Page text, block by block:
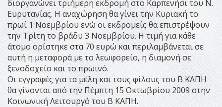
διοργανώνει τριήμερη εκδρομή στο Καρπενήσι του Ν.
Ευρυτανίας. Η αναχώρηση θα γίνει την Κυριακή το
πρωί 1 Νοεμβρίου ενώ οι εκδρομείς θα επιστρέψουν
την Τρίτη το βράδυ 3 Νοεμβρίου. Η τιμή για κάθε
άτομο ορίστηκε στα 70 ευρώ και περιλαμβάνεται σε
αυτή η μεταφορά με το λεωφορείο, η διαμονή σε
ξενοδοχείο και το πρωινό.
Οι εγγραφές για τα μέλη και τους φίλους του Β ΚΑΠΗ
θα γίνονται από την Πέμπτη 15 Οκτωβρίου 2009 στην
Κοινωνική Λειτουργό του Β ΚΑΠΗ.